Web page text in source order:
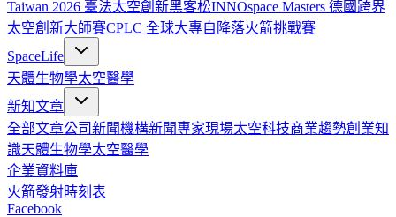
Taiwan 2026 臺法太空創新黑客松INNOspace Masters 德國跨界
太空創新大師賽CPLC 全球大專自降落火箭挑戰賽
SpaceLife
天體生物學太空醫學
新知文章
全部文章公司新聞機構新聞專家現場太空科技商業趨勢創業知
識天體生物學太空醫學
企業資料庫
火箭發射時刻表
Facebook